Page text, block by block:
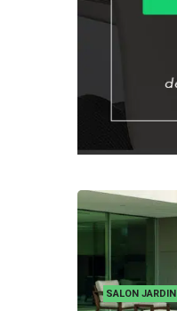
SALON JARDIN